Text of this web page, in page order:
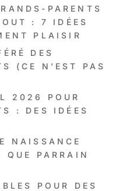
PARENTS
: 7 IDÉES
PLAISIR
DES
(CE N’EST PAS
2026 POUR
: DES IDÉES
NAISSANCE
QUE PARRAIN
POUR DES